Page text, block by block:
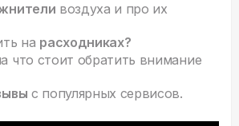
воздуха и про их
на расходниках?
что стоит обратить внимание
с популярных сервисов.